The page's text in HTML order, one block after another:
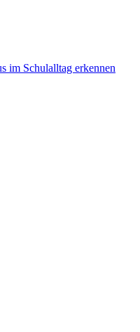
im Schulalltag erkennen